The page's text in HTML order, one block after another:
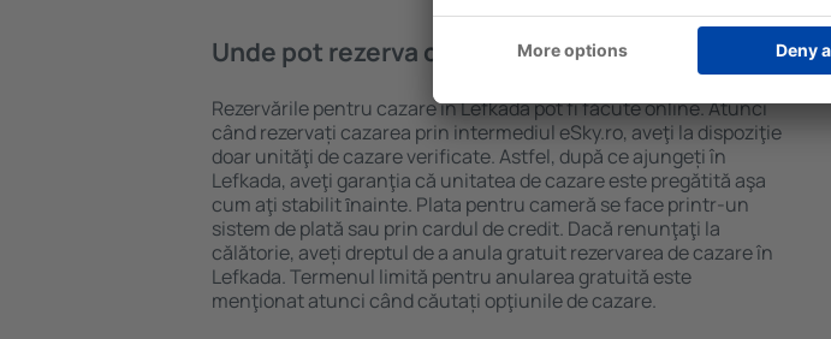
Unde pot rezerva cazare în Lefkada?
Rezervările pentru cazare în Lefkada pot fi făcute online. Atunci
când rezervați cazarea prin intermediul eSky.ro, aveţi la dispoziţie
doar unităţi de cazare verificate. Astfel, după ce ajungeți în
Lefkada, aveţi garanţia că unitatea de cazare este pregătită aşa
cum aţi stabilit ȋnainte. Plata pentru cameră se face printr-un
sistem de plată sau prin cardul de credit. Dacă renunţaţi la
călătorie, aveți dreptul de a anula gratuit rezervarea de cazare în
Lefkada. Termenul limită pentru anularea gratuită este
menţionat atunci când căutați opţiunile de cazare.